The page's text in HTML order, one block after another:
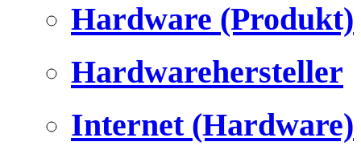
Hardware (Produkt)
Hardwarehersteller
Internet (Hardware)